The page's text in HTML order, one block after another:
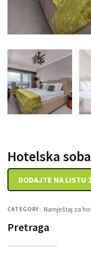
DRVENE KUTIJE
Hotelska
DODAJTE NA LISTU
CATEGORY: Namještaj za
Pretraga